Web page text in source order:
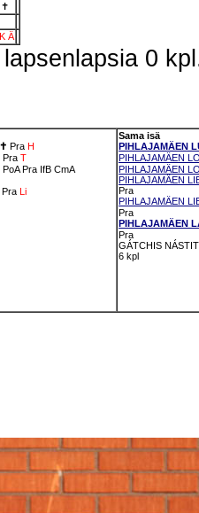
✝
K Ä
0
✝ Pra H
Pra T
PoA Pra IfB CmA
Pra Li
Sama isä
PIHLAJAMÄEN
PIHLAJAMÄEN
PIHLAJAMÄEN
PIHLAJAMÄEN
Pra
PIHLAJAMÄEN
Pra
PIHLAJAMÄEN
Pra
GÁTCHIS
6 kpl